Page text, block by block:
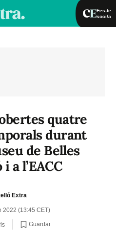
Fes-te
soci/a
quatre
durant
de Belles
a l’EACC
Extra
2022 (13:45 CET)
Guardar